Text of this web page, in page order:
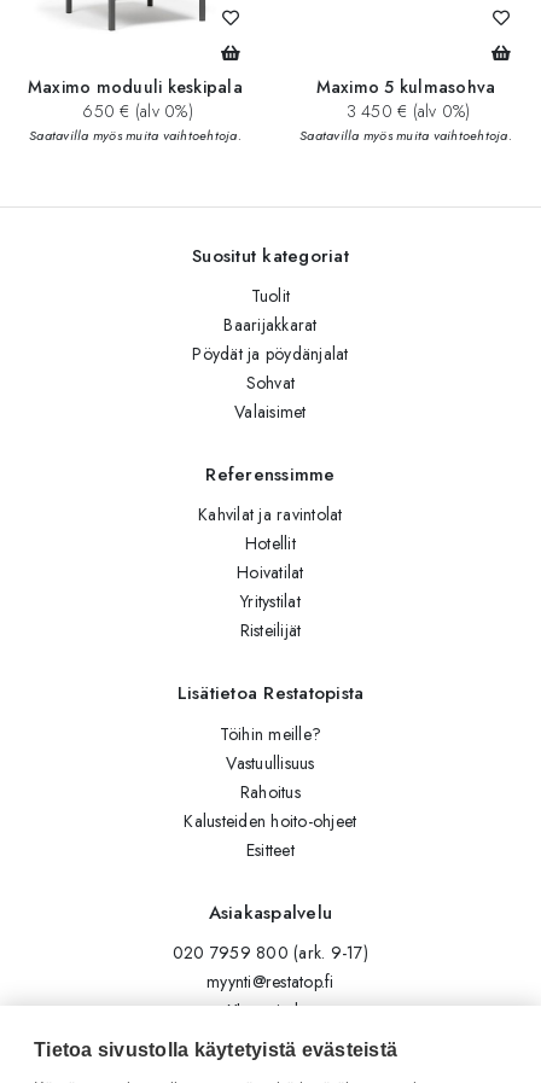
Maximo moduuli keskipala
650 € (alv 0%)
Saatavilla myös muita vaihtoehtoja.
Maximo 5 kulmasohva
3 450 € (alv 0%)
Saatavilla myös muita vaihtoehtoja.
Suositut kategoriat
Tuolit
Baarijakkarat
Pöydät ja pöydänjalat
Sohvat
Valaisimet
Referenssimme
Kahvilat ja ravintolat
Hotellit
Hoivatilat
Yritystilat
Risteilijät
Lisätietoa Restatopista
Töihin meille?
Vastuullisuus
Rahoitus
Kalusteiden hoito-ohjeet
Esitteet
Asiakaspalvelu
020 7959 800 (ark. 9-17)
myynti@restatop.fi
Yhteystiedot
Lähetä viesti
Tietoa sivustolla käytetyistä evästeistä